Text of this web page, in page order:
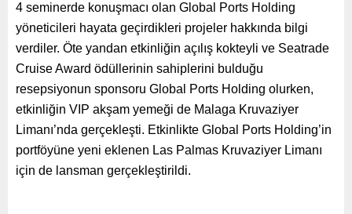
4 seminerde konuşmacı olan Global Ports Holding
yöneticileri hayata geçirdikleri projeler hakkında bilgi
verdiler. Öte yandan etkinliğin açılış kokteyli ve Seatrade
Cruise Award ödüllerinin sahiplerini bulduğu
resepsiyonun sponsoru Global Ports Holding olurken,
etkinliğin VIP akşam yemeği de Malaga Kruvaziyer
Limanı’nda gerçekleşti. Etkinlikte Global Ports Holding’in
portföyüne yeni eklenen Las Palmas Kruvaziyer Limanı
için de lansman gerçekleştirildi.